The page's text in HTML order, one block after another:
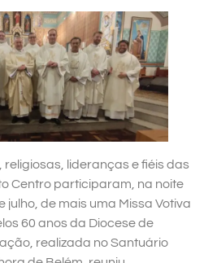
lideranças e fiéis das
Centro participaram, na noite
de mais uma Missa Votiva
60 anos da Diocese de
realizada no Santuário